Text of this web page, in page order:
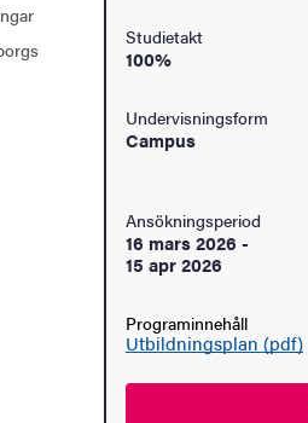
innovation
Studietakt
100%
Undervisningsform
Campus
Ansökningsperiod
16 mars 2026 -
15 apr 2026
Programinnehåll
Utbildningsplan (pdf)